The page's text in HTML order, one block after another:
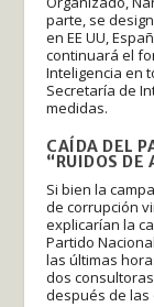
parte, se
en EE UU,
continuará el
Inteligencia en
Secretaría de
medidas.
CAÍDA DEL
“RUIDOS DE
Si bien la
de corrupción
explicarían la
Partido
las últimas
dos
después de las